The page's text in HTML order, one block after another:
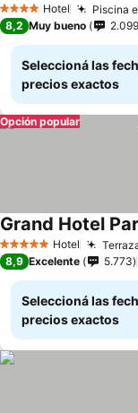
4 EstrellasHotel Piscina
8,2 Muy bueno 2.099
Seleccioná las
precios exactos
Opción popular
5 Estrellas Hotel
Grand Hotel
8,9 Excelente 5.773
Seleccioná las
precios exactos